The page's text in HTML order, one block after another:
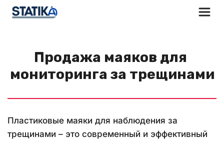
Продажа маяков для
мониторинга за трещинами
Пластиковые маяки для наблюдения за
трещинами – это современный и эффективный